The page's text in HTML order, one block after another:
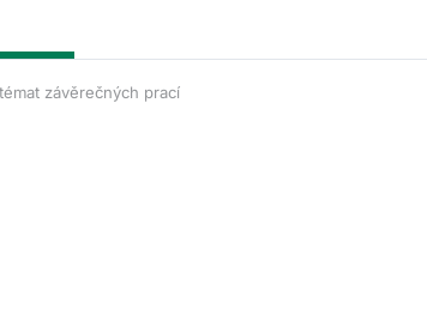
závěrečných prací